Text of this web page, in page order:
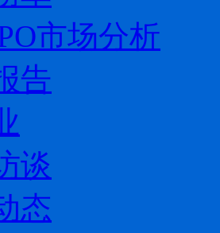
市场分析
告
谈
态